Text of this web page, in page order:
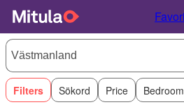
Filters Sökord Price